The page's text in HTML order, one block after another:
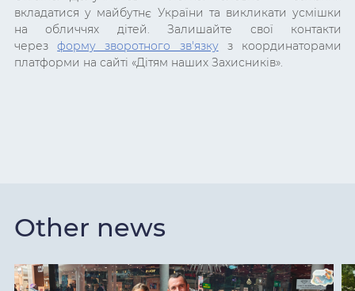
вкладатися у майбутнє України та викликати усмішки
на обличчях дітей. Залишайте свої контакти
черезформу зворотного зв'язкуз координаторами
платформи на сайті «Дітям наших Захисників».
Other news